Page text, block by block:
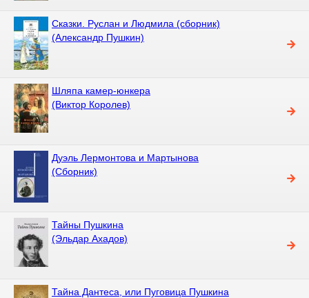
Сказки. Руслан и Людмила (сборник)
(Александр Пушкин)
Шляпа камер-юнкера
(Виктор Королев)
Дуэль Лермонтова и Мартынова
(Сборник)
Тайны Пушкина
(Эльдар Ахадов)
Тайна Дантеса, или Пуговица Пушкина